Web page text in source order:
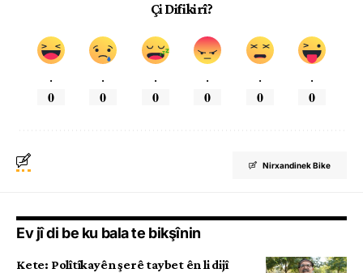
Çi Difikirî?
.
0
.
0
.
0
.
0
.
0
.
0
Nirxandinek Bike
Ev jî di be ku bala te bikşînin
Kete: Polîtîkayên şerê taybet ên li dijî